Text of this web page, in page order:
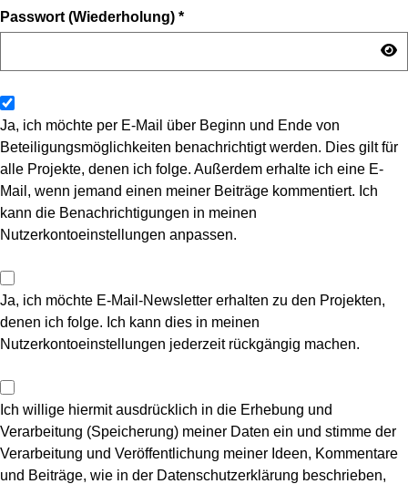
Passwort (Wiederholung) *
Ja, ich möchte per E-Mail über Beginn und Ende von
Beteiligungsmöglichkeiten benachrichtigt werden. Dies gilt für
alle Projekte, denen ich folge. Außerdem erhalte ich eine E-
Mail, wenn jemand einen meiner Beiträge kommentiert. Ich
kann die Benachrichtigungen in meinen
Nutzerkontoeinstellungen anpassen.
Ja, ich möchte E-Mail-Newsletter erhalten zu den Projekten,
denen ich folge. Ich kann dies in meinen
Nutzerkontoeinstellungen jederzeit rückgängig machen.
Ich willige hiermit ausdrücklich in die Erhebung und
Verarbeitung (Speicherung) meiner Daten ein und stimme der
Verarbeitung und Veröffentlichung meiner Ideen, Kommentare
und Beiträge, wie in der Datenschutzerklärung beschrieben,